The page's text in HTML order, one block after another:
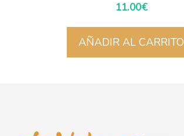
11.00€
AÑADIR AL CARRITO